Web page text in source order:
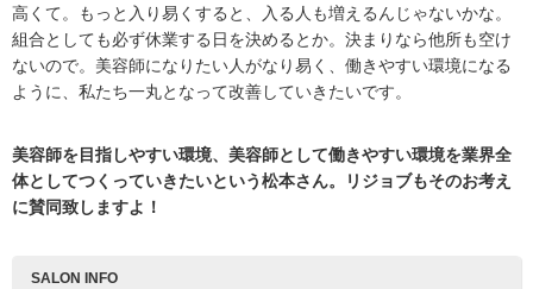
高くて。もっと入り易くすると、入る人も増えるんじゃないかな。
組合としても必ず休業する日を決めるとか。決まりなら他所も空け
ないので。美容師になりたい人がなり易く、働きやすい環境になる
ように、私たち一丸となって改善していきたいです。
美容師を目指しやすい環境、美容師として働きやすい環境を業界全
体としてつくっていきたいという松本さん。リジョブもそのお考え
に賛同致しますよ！
SALON INFO